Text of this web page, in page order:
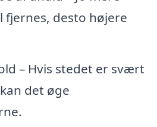
fjernes, desto højere
– Hvis stedet er svært
det øge